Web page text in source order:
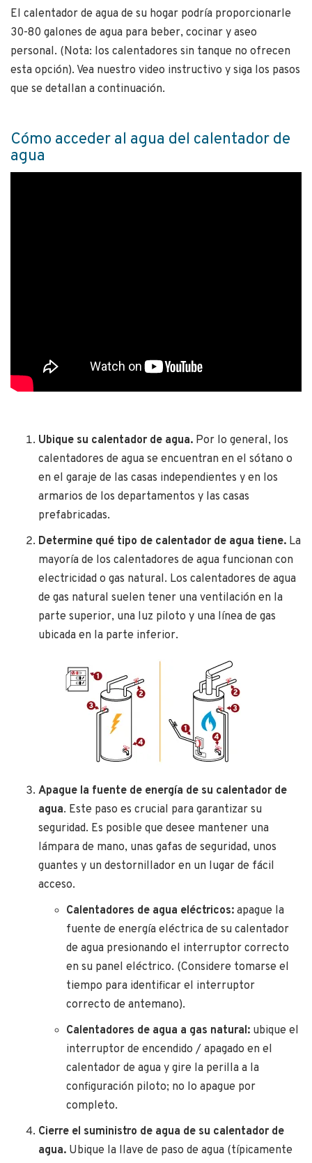
El calentador de agua de su hogar podría proporcionarle
30-80 galones de agua para beber, cocinar y aseo
personal. (Nota: los calentadores sin tanque no ofrecen
esta opción). Vea nuestro video instructivo y siga los pasos
que se detallan a continuación.
Cómo acceder al agua del calentador de
agua
Ubique su calentador de agua. Por lo general, los
calentadores de agua se encuentran en el sótano o
en el garaje de las casas independientes y en los
armarios de los departamentos y las casas
prefabricadas.
Determine qué tipo de calentador de agua tiene. La
mayoría de los calentadores de agua funcionan con
electricidad o gas natural. Los calentadores de agua
de gas natural suelen tener una ventilación en la
parte superior, una luz piloto y una línea de gas
ubicada en la parte inferior.
Apague la fuente de energía de su calentador de
agua. Este paso es crucial para garantizar su
seguridad. Es posible que desee mantener una
lámpara de mano, unas gafas de seguridad, unos
guantes y un destornillador en un lugar de fácil
acceso.
Calentadores de agua eléctricos: apague la
fuente de energía eléctrica de su calentador
de agua presionando el interruptor correcto
en su panel eléctrico. (Considere tomarse el
tiempo para identificar el interruptor
correcto de antemano).
Calentadores de agua a gas natural: ubique el
interruptor de encendido / apagado en el
calentador de agua y gire la perilla a la
configuración piloto; no lo apague por
completo.
Cierre el suministro de agua de su calentador de
agua. Ubique la llave de paso de agua (típicamente